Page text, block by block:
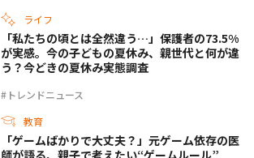
ライフ
#トレンドニュース
「私たちの頃とは全然違う…」保護者の73.5%
が実感。今の子どもの夏休み、親世代と何が違
う？今どきの夏休み実態調査
教育
「ゲームばかりで大丈夫？」元ゲーム依存の医
師が語る、親子で考えたい“ゲームルール”